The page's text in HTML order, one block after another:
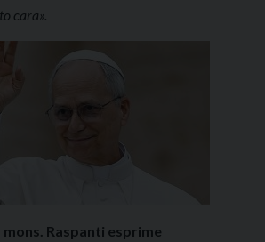
cara».
Raspanti esprime